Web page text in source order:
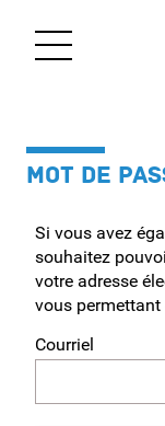
Ouvrir le menu
Premier degré
Second degré
Personnels
Personnels
MOT DE
Si vous avez
souhaitez
votre adresse
vous
Courriel